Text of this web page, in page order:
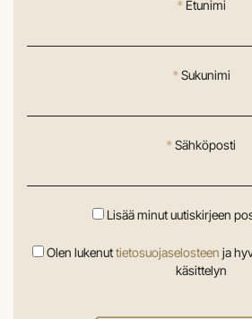
*Etunimi
*Sukunimi
*Sähköposti
Lisää minut uutiskirjeen
Olen lukenuttietosuojaselosteen ja
käsittelyn